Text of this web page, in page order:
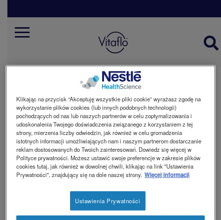
content
Mobile
TO NIE JEST
SŁOMIANY ZAPAŁ...
Plastikowe słomki zostały
wyeliminowane z naszych produktów
ProZero, dzięki czemu cała oferta Vitaflo
jest już od nich wolna.
Świat odchodzi od używania plastikowych słomek i my też chcieliśmy
mieć w tym swój mały udział. Wyeliminowanie tych akcesoriów z
naszego asortymentu pod koniec 2019 roku oznaczało, że tylko w 2020
roku uniknęliśmy użycia, a następnie wyrzucenia 1,6 miliona słomek. Te
ciągu najbliższych 5 lat.
Klikając na przycisk “Akceptuję wszystkie pliki cookie” wyrażasz zgodę na
wykorzystanie plików cookies (lub innych podobnych technologii)
pochodzących od nas lub naszych partnerów w celu zoptymalizowania i
udoskonalenia Twojego doświadczenia związanego z korzystaniem z tej
strony, mierzenia liczby odwiedzin, jak również w celu gromadzenia
istotnych informacji umożliwiających nam i naszym partnerom dostarczanie
reklam dostosowanych do Twoich zainteresowań. Dowiedz się więcej w
Polityce prywatności. Możesz ustawić swoje preferencje w zakresie plików
cookies tutaj, jak również w dowolnej chwili, klikając na link "Ustawienia
Prywatności", znajdujący się na dole naszej strony. Więcej informacji
Ustawienia Prywatności